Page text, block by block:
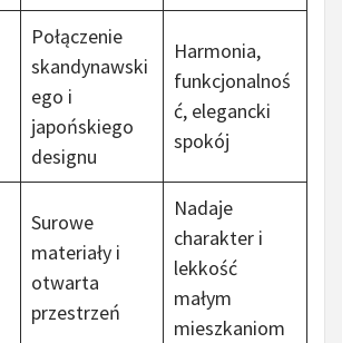
Połączenie
skandynawski
ego i
japońskiego
designu
Harmonia,
funkcjonalnoś
ć, elegancki
spokój
Surowe
materiały i
otwarta
przestrzeń
Nadaje
charakter i
lekkość
małym
mieszkaniom